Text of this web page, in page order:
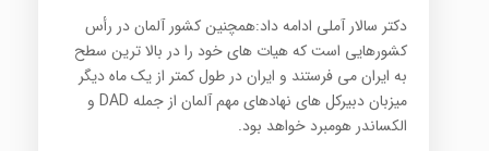
دکتر سالار آملی ادامه داد:همچنین کشور آلمان در رأس
کشورهایی است که هیات های خود را در بالا ترین سطح
به ایران می فرستند و ایران در طول کمتر از یک ماه دیگر
میزبان دبیرکل های نهادهای مهم آلمان از جمله DAD و
الکساندر هومبرد خواهد بود.